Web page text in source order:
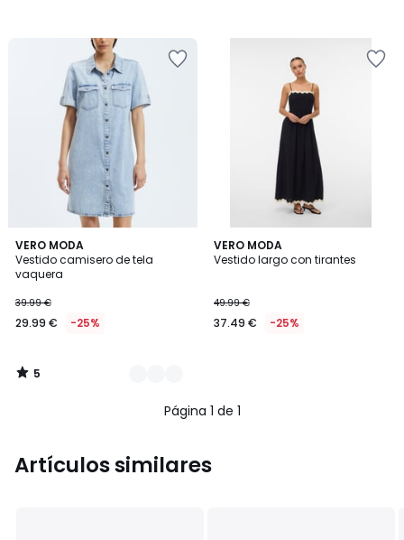
VERO MODA
Vestido camisero de tela
vaquera
39.99 €
29.99 € -25%
5
/
5
2
Colores
5
/
VERO MODA
Vestido largo con tirantes
49.99 €
37.49 € -25%
Página 1 de 1
Artículos similares